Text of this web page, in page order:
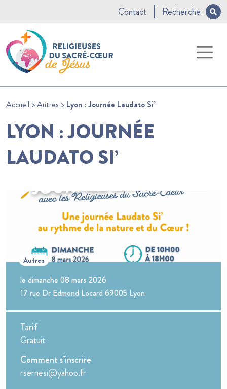
Contact Recherche
Accueil >Autres > Lyon : Journée Laudato Si’
LYON : JOURNÉE
LAUDATO SI’
Autres
le dimanche 08 mars 2026
17 rue Dr Edmond Locard 69005 Lyon
Tarif
Gratuit
Comment s’inscrire
rsernesi@yahoo.fr